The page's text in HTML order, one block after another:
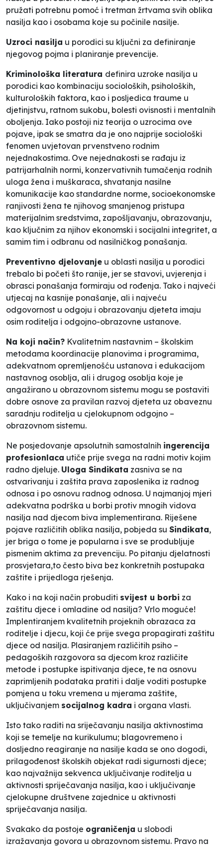
pružati potrebnu pomoć i tretman žrtvama svih oblika
nasilja kao i osobama koje su počinile nasilje.
Uzroci nasilja u porodici su ključni za definiranje
njegovog pojma i planiranje prevencije.
Kriminološka literatura definira uzroke nasilja u
porodici kao kombinaciju socioloških, psiholoških,
kulturoloških faktora, kao i posljedica traume u
djetinjstvu, ratnom sukobu, bolesti ovisnosti i mentalnih
oboljenja. Iako postoji niz teorija o uzrocima ove
pojave, ipak se smatra da je ono najprije sociološki
fenomen uvjetovan prvenstveno rodnim
nejednakostima. Ove nejednakosti se rađaju iz
patrijarhalnih normi, konzervativnih tumačenja rodnih
uloga žena i muškaraca, shvatanja nasilne
komunikacije kao standardne norme, socioekonomske
ranjivosti žena te njihovog smanjenog pristupa
materijalnim sredstvima, zapošljavanju, obrazovanju,
kao ključnim za njihov ekonomski i socijalni integritet, a
samim tim i odbranu od nasilničkog ponašanja.
Preventivno djelovanje u oblasti nasilja u porodici
trebalo bi početi što ranije, jer se stavovi, uvjerenja i
obrasci ponašanja formiraju od rođenja. Tako i najveći
utjecaj na kasnije ponašanje, ali i najveću
odgovornost u odgoju i obrazovanju djeteta imaju
osim roditelja i odgojno-obrazovne ustanove.
Na koji način? Kvalitetnim nastavnim – školskim
metodama koordinacije planovima i programima,
adekvatnom opremljenošću ustanova i edukacijom
nastavnog osoblja, ali i drugog osoblja koje je
angažirano u obrazovnom sistemu mogu se postaviti
dobre osnove za pravilan razvoj djeteta uz obaveznu
saradnju roditelja u cjelokupnom odgojno –
obrazovnom sistemu.
Ne posjedovanje apsolutnih samostalnih ingerencija
profesionlaca utiče prije svega na radni motiv kojim
radno djeluje. Uloga Sindikata zasniva se na
ostvarivanju i zaštita prava zaposlenika iz radnog
odnosa i po osnovu radnog odnosa. U najmanjoj mjeri
adekvatna podrška u borbi protiv mnogih vidova
nasilja nad djecom biva implementirana. Riješene
pojave različitih oblika nasilja, pobjeda su Sindikata,
jer briga o tome je popularna i sve se produbljuje
pismenim aktima za prevenciju. Po pitanju djelatnosti
prosvjetara,to često biva bez konkretnih postupaka
zaštite i prijedloga rješenja.
Kako i na koji način probuditi svijest u borbi za
zaštitu djece i omladine od nasilja? Vrlo moguće!
Implentiranjem kvalitetnih projeknih obrazaca za
roditelje i djecu, koji će prije svega propagirati zaštitu
djece od nasilja. Plasiranjem različitih psiho –
pedagoških razgovora sa djecom kroz različite
metode i postupke ispitivanja djece, te na osnovu
zaprimljenih podataka pratiti i dalje voditi postupke
pomjena u toku vremena u mjerama zaštite,
uključivanjem socijalnog kadra i organa vlasti.
Isto tako raditi na sriječavanju nasilja aktivnostima
koji se temelje na kurikulumu; blagovremeno i
dosljedno reagiranje na nasilje kada se ono dogodi,
prilagođenost školskih objekat radi sigurnosti djece;
kao najvažnija sekvenca uključivanje roditelja u
aktivnosti spriječavanja nasilja, kao i uključivanje
cjelokupne društvene zajednice u aktivnosti
spriječavanja nasilja.
Svakako da postoje ograničenja u slobodi
izražavanja govora u obrazovnom sistemu. Pravo na